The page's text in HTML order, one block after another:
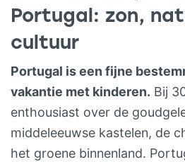
slaapkamers,
inloopdouche, bad, toilet
5 of 6p. Casa Antica is
gerenoveerde
vakantiewoning/
granieten trapopgang
hal, slaapkamer met
badkamer met toilet,
Er is een ruime, gezellige
keuken, eethoek en
Portugal: zon,
cultuur
Portugal is een fijne
vakantie met kinderen. Bij
enthousiast over de
middeleeuwse kastelen, de
het groene binnenland.